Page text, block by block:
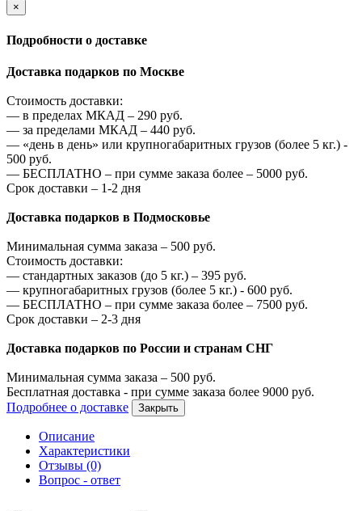
×
Подробности о доставке
Доставка подарков по Москве
Стоимость доставки:
— в пределах МКАД – 290 руб.
— за пределами МКАД – 440 руб.
— «день в день» или крупногабаритных грузов (более 5 кг.) -
500 руб.
— БЕСПЛАТНО – при сумме заказа более – 5000 руб.
Срок доставки – 1-2 дня
Доставка подарков в Подмосковье
Минимальная сумма заказа – 500 руб.
Стоимость доставки:
— стандартных заказов (до 5 кг.) – 395 руб.
— крупногабаритных грузов (более 5 кг.) - 600 руб.
— БЕСПЛАТНО – при сумме заказа более – 7500 руб.
Срок доставки – 2-3 дня
Доставка подарков по России и странам СНГ
Минимальная сумма заказа – 500 руб.
Бесплатная доставка - при сумме заказа более 9000 руб.
Подробнее о доставке
Закрыть
Описание
Характеристики
Отзывы (0)
Вопрос - ответ